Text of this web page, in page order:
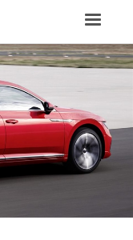
FORSIDE
NYE
Bestil
Book en
Byg din
Toggle